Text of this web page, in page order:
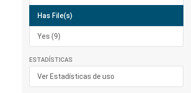
Has File(s)
Yes (9)
ESTADÍSTICAS
Ver Estadísticas de uso